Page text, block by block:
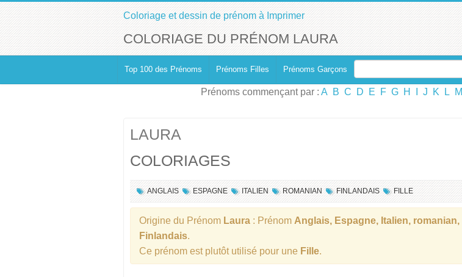
Coloriage et dessin de prénom à Imprimer
COLORIAGE DU PRÉNOM LAURA
Top 100 des Prénoms Prénoms Filles Prénoms Garçons
Prénoms commençant par : A B C D E F G H J K L M
LAURA
COLORIAGES
ANGLAIS ESPAGNE ITALIEN ROMANIAN FINLANDAIS FILLE
Origine du Prénom Laura : Prénom Anglais, Espagne, Italien, romanian,
Finlandais.
Ce prénom est plutôt utilisé pour une Fille.